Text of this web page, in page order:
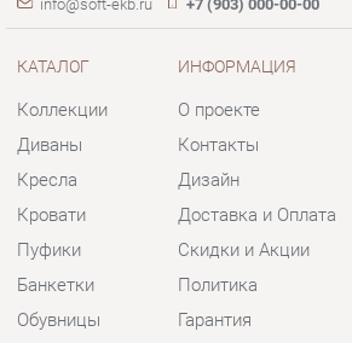
Кресла
Банкетки
Обувницы
Комплектующие
Дизайн
Скидки и Акции
Политика
Гарантия
Помощь
КОНТАКТЫ
Шоурум и склад самовывоза
Адрес: г. Екатеринбург, пер.